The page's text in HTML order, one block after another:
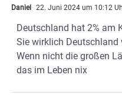
Daniel 22. Juni 2024 um 10:12
Deutschland hat 2% am
Sie wirklich Deutschland
Wenn nicht die großen
das im Leben nix